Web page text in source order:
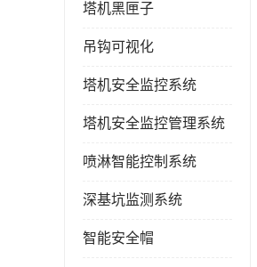
塔机黑匣子
吊钩可视化
塔机安全监控系统
塔机安全监控管理系统
喷淋智能控制系统
深基坑监测系统
智能安全帽